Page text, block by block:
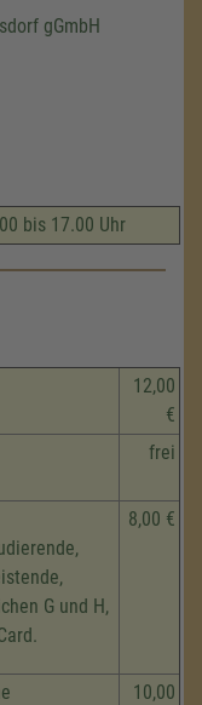
gGmbH
bis 17.00 Uhr
12,00
€
frei
G und H,
8,00 €
10,00